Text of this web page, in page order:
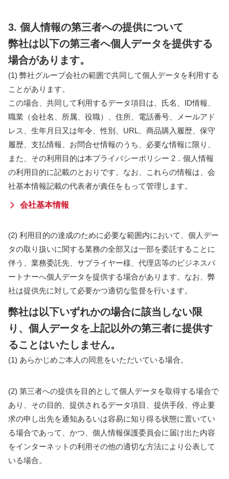
3. 個人情報の第三者への提供について
弊社は以下の第三者へ個人データを提供する
場合があります。
(1) 弊社グループ会社の範囲で共同して個人データを利用する
ことがあります。
この場合、共同して利用するデータ項目は、氏名、ID情報、
職業（会社名、所属、役職）、住所、電話番号、メールアド
レス、生年月日又は年令、性別、URL、商品購入履歴、保守
履歴、支払情報、お問合せ情報のうち、必要な情報に限り、
また、その利用目的は本プライバシーポリシー 2．個人情報
の利用目的に記載のとおりです。なお、これらの情報は、会
社基本情報記載の代表者が責任をもって管理します。
会社基本情報
(2) 利用目的の達成のために必要な範囲内において、個人デー
タの取り扱いに関する業務の全部又は一部を委託することに
伴う、業務委託先、サプライヤー様、代理店等のビジネスパ
ートナーへ個人データを提供する場合があります。なお、弊
社は提供先に対して必要かつ適切な監督を行います。
弊社は以下いずれかの場合に該当しない限
り、個人データを上記以外の第三者に提供す
ることはいたしません。
(1) あらかじめご本人の同意をいただいている場合。
(2) 第三者への提供を目的として個人データを取得する場合で
あり、その目的、提供されるデータ項目、提供手段、停止要
求の申し出先を通知あるいは容易に知り得る状態に置いてい
る場合であって、かつ、個人情報保護委員会に届け出た内容
をインターネットの利用その他の適切な方法により公表して
いる場合。